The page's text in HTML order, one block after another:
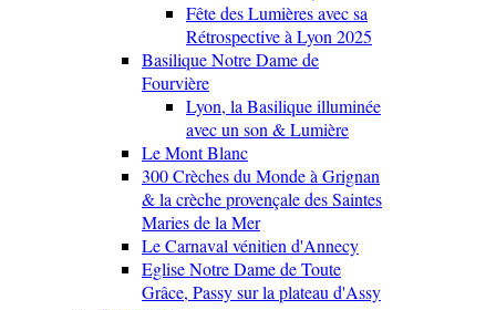
Fête des Lumières avec sa
Rétrospective à Lyon 2025
Basilique Notre Dame de
Fourvière
Lyon, la Basilique illuminée
avec un son & Lumière
Le Mont Blanc
300 Crèches du Monde à Grignan
& la crèche provençale des Saintes
Maries de la Mer
Le Carnaval vénitien d'Annecy
Eglise Notre Dame de Toute
Grâce, Passy sur la plateau d'Assy